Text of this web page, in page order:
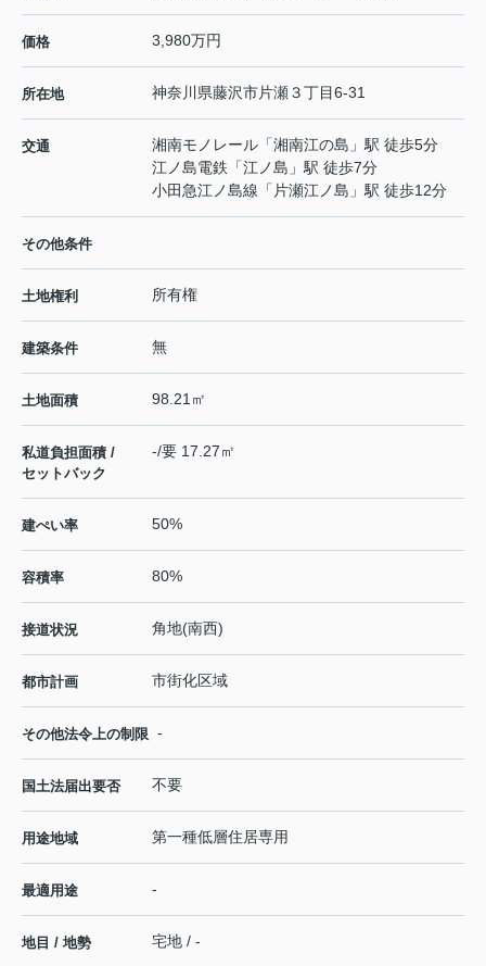
価格 3,980万円
所在地 神奈川県藤沢市片瀬３丁目6-31
交通 湘南モノレール 「湘南江の島 」駅 徒歩5分
江ノ島電鉄 「江ノ島 」駅 徒歩7分
小田急江ノ島線 「 片瀬江ノ島 」駅 徒歩12分
その他条件
土地権利 所有権
建築条件 無
土地面積 98.21㎡
私道負担面積 /
セットバック
-/要 17.27㎡
建ぺい率 50%
容積率 80%
接道状況 角地(南西)
都市計画 市街化区域
その他法令上の制限 -
国土法届出要否 不要
用途地域 第一種低層住居専用
最適用途 -
地目 / 地勢 宅地 / -